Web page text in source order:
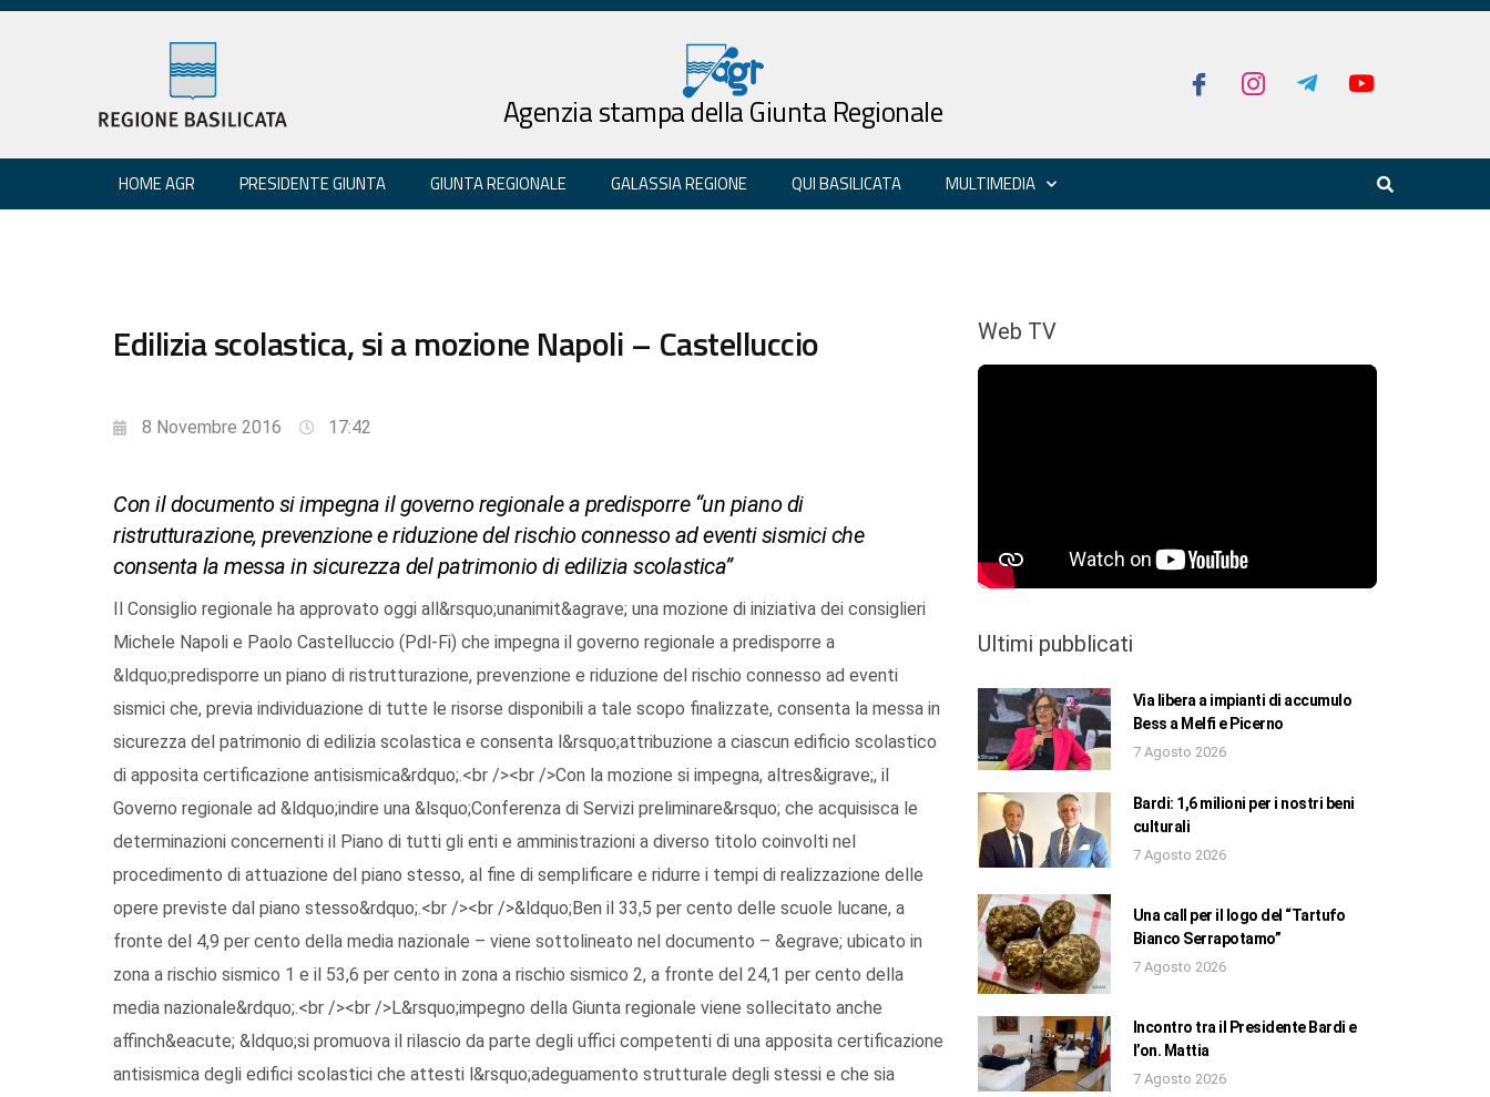
Agenzia stampa della Giunta Regionale
HOME AGR PRESIDENTE GIUNTA GIUNTA REGIONALE GALASSIA REGIONE QUI BASILICATA MULTIMEDIA
Edilizia scolastica, si a mozione Napoli – Castelluccio
8 Novembre 2016 17:42
Con il documento si impegna il governo regionale a predisporre “un piano di
ristrutturazione, prevenzione e riduzione del rischio connesso ad eventi sismici che
consenta la messa in sicurezza del patrimonio di edilizia scolastica”
Il Consiglio regionale ha approvato oggi all&rsquo;unanimit&agrave; una mozione di iniziativa dei consiglieri
Michele Napoli e Paolo Castelluccio (Pdl-Fi) che impegna il governo regionale a predisporre a
&ldquo;predisporre un piano di ristrutturazione, prevenzione e riduzione del rischio connesso ad eventi
sismici che, previa individuazione di tutte le risorse disponibili a tale scopo finalizzate, consenta la messa in
sicurezza del patrimonio di edilizia scolastica e consenta l&rsquo;attribuzione a ciascun edificio scolastico
di apposita certificazione antisismica&rdquo;.<br /><br />Con la mozione si impegna, altres&igrave;, il
Governo regionale ad &ldquo;indire una &lsquo;Conferenza di Servizi preliminare&rsquo; che acquisisca le
determinazioni concernenti il Piano di tutti gli enti e amministrazioni a diverso titolo coinvolti nel
procedimento di attuazione del piano stesso, al fine di semplificare e ridurre i tempi di realizzazione delle
opere previste dal piano stesso&rdquo;.<br /><br />&ldquo;Ben il 33,5 per cento delle scuole lucane, a
fronte del 4,9 per cento della media nazionale – viene sottolineato nel documento – &egrave; ubicato in
zona a rischio sismico 1 e il 53,6 per cento in zona a rischio sismico 2, a fronte del 24,1 per cento della
media nazionale&rdquo;.<br /><br />L&rsquo;impegno della Giunta regionale viene sollecitato anche
affinch&eacute; &ldquo;si promuova il rilascio da parte degli uffici competenti di una apposita certificazione
antisismica degli edifici scolastici che attesti l&rsquo;adeguamento strutturale degli stessi e che sia
Web TV
Ultimi pubblicati
Via libera a impianti di accumulo
Bess a Melfi e Picerno
7 Agosto 2026
Bardi: 1,6 milioni per i nostri beni
culturali
7 Agosto 2026
Una call per il logo del “Tartufo
Bianco Serrapotamo”
7 Agosto 2026
Incontro tra il Presidente Bardi e
l’on. Mattia
7 Agosto 2026